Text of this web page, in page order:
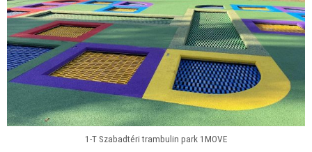
1-T Szabadtéri trambulin park 1MOVE